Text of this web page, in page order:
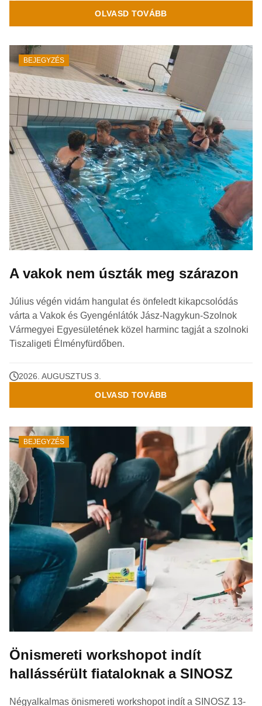
OLVASD TOVÁBB
BEJEGYZÉS
A vakok nem úszták meg szárazon
Július végén vidám hangulat és önfeledt kikapcsolódás
várta a Vakok és Gyengénlátók Jász-Nagykun-Szolnok
Vármegyei Egyesületének közel harminc tagját a szolnoki
Tiszaligeti Élményfürdőben.
2026. AUGUSZTUS 3.
OLVASD TOVÁBB
BEJEGYZÉS
Önismereti workshopot indít
hallássérült fiataloknak a SINOSZ
Négyalkalmas önismereti workshopot indít a SINOSZ 13-